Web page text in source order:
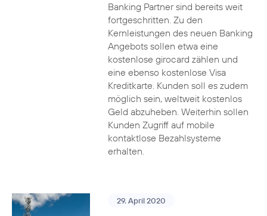
Banking Partner sind bereits weit
fortgeschritten. Zu den
Kernleistungen des neuen Banking
Angebots sollen etwa eine
kostenlose girocard zählen und
eine ebenso kostenlose Visa
Kreditkarte. Kunden soll es zudem
möglich sein, weltweit kostenlos
Geld abzuheben. Weiterhin sollen
Kunden Zugriff auf mobile
kontaktlose Bezahlsysteme
erhalten.
29. April 2020